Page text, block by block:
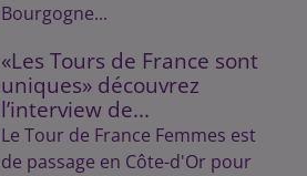
Bourgogne...
«Les Tours de France sont
uniques» découvrez
l’interview de...
Le Tour de France Femmes est
de passage en Côte-d'Or pour